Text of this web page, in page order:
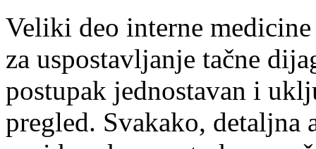
Veliki deo interne
za uspostavljanje tačne
postupak jednostavan i
pregled. Svakako, detaljna